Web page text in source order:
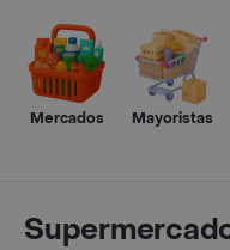
Mercados Mayoristas